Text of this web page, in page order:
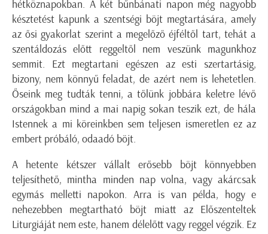
hétköznapokban. A két bűnbánati napon még nagyobb
késztetést kapunk a szentségi böjt megtartására, amely
az ősi gyakorlat szerint a megelőző éjféltől tart, tehát a
szentáldozás előtt reggeltől nem veszünk magunkhoz
semmit. Ezt megtartani egészen az esti szertartásig,
bizony, nem könnyű feladat, de azért nem is lehetetlen.
Őseink meg tudták tenni, a tőlünk jobbára keletre lévő
országokban mind a mai napig sokan teszik ezt, de hála
Istennek a mi köreinkben sem teljesen ismeretlen ez az
embert próbáló, odaadó böjt.
A hetente kétszer vállalt erősebb böjt könnyebben
teljesíthető, mintha minden nap volna, vagy akárcsak
egymás melletti napokon. Arra is van példa, hogy e
nehezebben megtartható böjt miatt az Előszenteltek
Liturgiáját nem este, hanem délelőtt vagy reggel végzik. Ez